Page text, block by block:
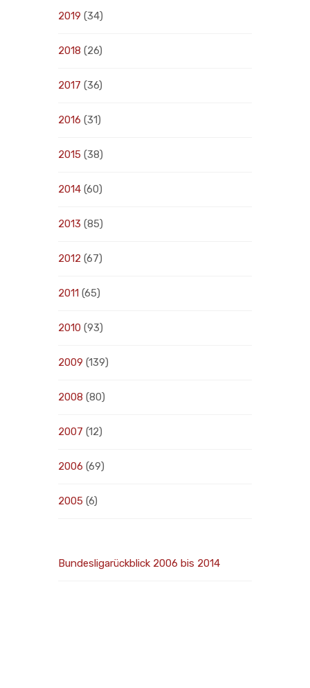
2019 (34)
2018 (26)
2017 (36)
2016 (31)
2015 (38)
2014 (60)
2013 (85)
2012 (67)
2011 (65)
2010 (93)
2009 (139)
2008 (80)
2007 (12)
2006 (69)
2005 (6)
Bundesligarückblick 2006 bis 2014